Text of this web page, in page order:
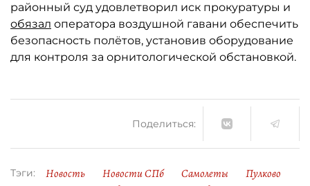
районный суд удовлетворил иск прокуратуры и
обязал оператора воздушной гавани обеспечить
безопасность полётов, установив оборудование
для контроля за орнитологической обстановкой.
Поделиться:
Тэги: Новость Новости СПб Самолеты
Пулково